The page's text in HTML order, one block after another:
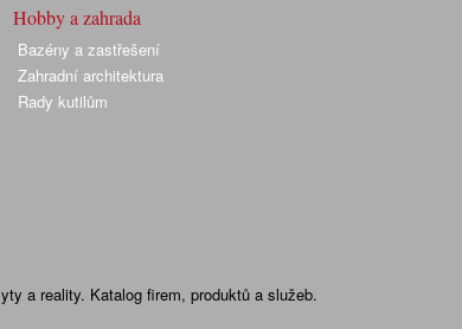
Hobby a zahrada
Bazény a zastřešení
Zahradní architektura
Rady kutilům
a reality. Katalog firem, produktů a služeb.